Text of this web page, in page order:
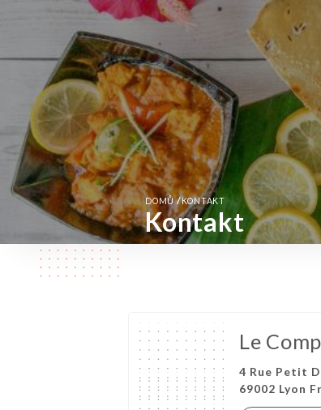
DOMŮ/KONTAKT
Kontakt
Le
4 Rue Petit
69002 Lyon